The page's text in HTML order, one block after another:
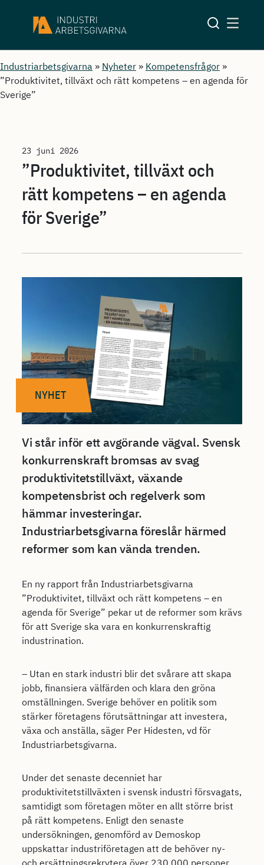
Industriarbetsgivarna » Nyheter » Kompetensfrågor »
”Produktivitet, tillväxt och rätt kompetens – en agenda för
Sverige”
23 juni 2026
”Produktivitet, tillväxt och
rätt kompetens – en agenda
för Sverige”
NYHET
Vi står inför ett avgörande vägval. Svensk
konkurrenskraft bromsas av svag
produktivitetstillväxt, växande
kompetensbrist och regelverk som
hämmar investeringar.
Industriarbetsgivarna föreslår härmed
reformer som kan vända trenden.
En ny rapport från Industriarbetsgivarna
”Produktivitet, tillväxt och rätt kompetens – en
agenda för Sverige” pekar ut de reformer som krävs
för att Sverige ska vara en konkurrenskraftig
industrination.
– Utan en stark industri blir det svårare att skapa
jobb, finansiera välfärden och klara den gröna
omställningen. Sverige behöver en politik som
stärker företagens förutsättningar att investera,
växa och anställa, säger Per Hidesten, vd för
Industriarbetsgivarna.
Under det senaste decenniet har
produktivitetstillväxten i svensk industri försvagats,
samtidigt som företagen möter en allt större brist
på rätt kompetens. Enligt den senaste
undersökningen, genomförd av Demoskop
uppskattar industriföretagen att de behöver ny-